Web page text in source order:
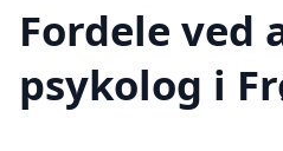
Fordele ved
psykolog i